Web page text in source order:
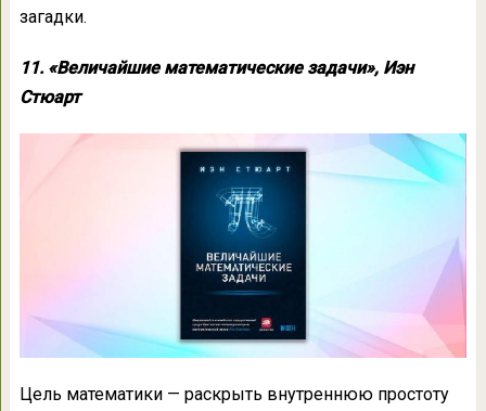
загадки.
11. «Величайшие математические задачи», Иэн
Стюарт
Цель математики — раскрыть внутреннюю простоту